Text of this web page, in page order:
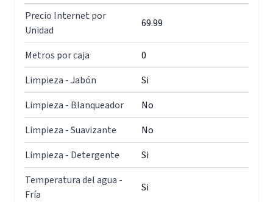
Precio Internet por
Unidad
69.99
Metros por caja
0
Limpieza - Jabón
Si
Limpieza - Blanqueador
No
Limpieza - Suavizante
No
Limpieza - Detergente
Si
Temperatura del agua -
Fría
Si